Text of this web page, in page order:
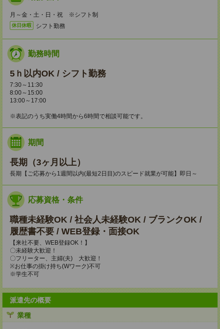
月～金・土・日・祝 ※シフト制
休日休暇 シフト勤務
勤務時間
5ｈ以内OK / シフト勤務
7:30～11:30
8:00～15:00
13:00～17:00
※表記のうち実働4時間から6時間で相談可能です。
期間
長期（3ヶ月以上）
長期【ご応募から1週間以内(最短2日目)のスピード就業が可能】即日～
応募資格・条件
職種未経験OK / 社会人未経験OK / ブランクOK /
履歴書不要 / WEB登録・面接OK
【来社不要、WEB登録OK！】
〇未経験大歓迎！
〇フリーター、主婦(夫) 大歓迎！
※お仕事の掛け持ち(Wワーク)不可
※学生不可
派遣先の概要
業種